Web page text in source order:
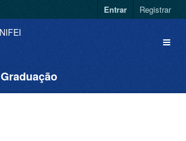
Entrar Registrar
Graduação